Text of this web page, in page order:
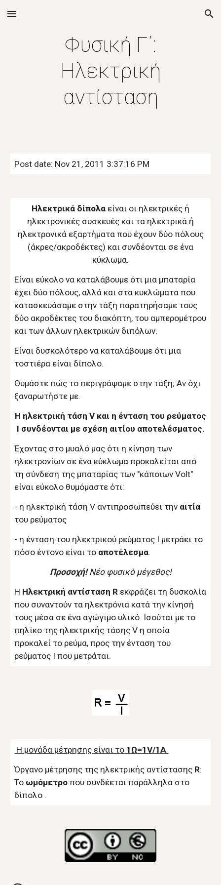
Skip to main content Skip to navigation
Φυσική Γ΄:
Ηλεκτρική
αντίσταση
Post date: Nov 21, 2011 3:37:16 PM
Ηλεκτρικά δίπολα είναι οι ηλεκτρικές ή
ηλεκτρονικές συσκευές και τα ηλεκτρικά ή
ηλεκτρονικά εξαρτήματα που έχουν δύο πόλους
(άκρες/ακροδέκτες) και συνδέονται σε ένα
κύκλωμα.
Είναι εύκολο να καταλάβουμε ότι μια μπαταρία
έχει δύο πόλους, αλλά και στα κυκλώματα που
κατασκευάσαμε στην τάξη παρατηρήσαμε τους
δύο ακροδέκτες του διακόπτη, του αμπερομέτρου
και των άλλων ηλεκτρικών διπόλων.
Είναι δυσκολότερο να καταλάβουμε ότι μια
τοστιέρα είναι δίπολο.
Θυμάστε πώς το περιγράψαμε στην τάξη; Αν όχι
ξαναρωτήστε με.
Η ηλεκτρική τάση V και η ένταση του ρεύματος
I συνδέονται με σχέση αιτίου αποτελέσματος.
Έχοντας στο μυαλό μας ότι η κίνηση των
ηλεκτρονίων σε ένα κύκλωμα προκαλείται από
τη σύνδεση της μπαταρίας των "κάποιων Volt"
είναι εύκολο θυμόμαστε ότι:
- η ηλεκτρική τάση V αντιπροσωπεύει την αιτία
του ρεύματος
- η ένταση του ηλεκτρικού ρεύματος I μετράει το
πόσο έντονο είναι το αποτέλεσμα.
Προσοχή!Νέο φυσικό μέγεθος!
Η Ηλεκτρική αντίσταση R εκφράζει τη δυσκολία
που συναντούν τα ηλεκτρόνια κατά την κίνησή
τους μέσα σε ένα αγώγιμο υλικό. Ισούται με το
πηλίκο της ηλεκτρικής τάσης V η οποία
προκαλεί το ρεύμα, προς την ένταση του
ρεύματος Ι που μετράται.
Η μονάδα μέτρησης είναι το 1Ω=1V/1A
Όργανο μέτρησης της ηλεκτρικής αντίστασης R:
Το ωμόμετρο που συνδέεται παράλληλα στο
δίπολο .